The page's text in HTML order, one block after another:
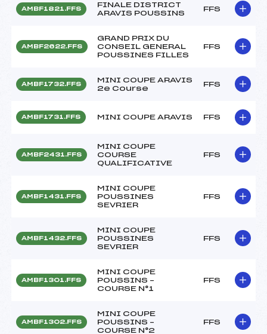
AMBF1821.FFS
FINALE DISTRICT
ARAVIS POUSSINS
FFS
AMBF2622.FFS
GRAND PRIX DU
CONSEIL GENERAL
POUSSINES FILLES
FFS
AMBF1732.FFS
MINI COUPE ARAVIS
2e Course
FFS
AMBF1731.FFS MINI COUPE ARAVIS FFS
AMBF2431.FFS
MINI COUPE
COURSE
QUALIFICATIVE
FFS
AMBF1431.FFS
MINI COUPE
POUSSINES
SEVRIER
FFS
AMBF1432.FFS
MINI COUPE
POUSSINES
SEVRIER
FFS
AMBF1301.FFS
MINI COUPE
POUSSINS –
COURSE N°1
FFS
AMBF1302.FFS
MINI COUPE
POUSSINS –
COURSE N°2
FFS